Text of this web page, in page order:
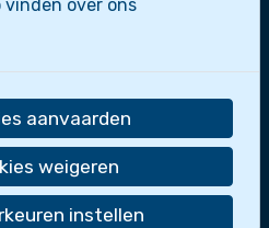
uit vanScoutsgroep
over ons
aanvaarden
weigeren
instellen